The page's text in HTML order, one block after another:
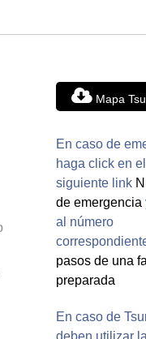
Mapa
En caso de
haga click en el
siguiente link
de emergencia
al número
pasos de una
preparada
En caso de
deben utilizar